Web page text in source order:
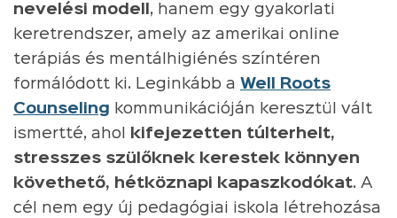
nevelési modell , hanem egy gyakorlati
keretrendszer, amely az amerikai online
terápiás és mentálhigiénés színtéren
formálódott ki. Leginkább a Well Roots
Counseling kommunikációján keresztül vált
ismertté, ahol
kifejezetten túlterhelt,
stresszes szülőknek kerestek könnyen
követhető, hétköznapi kapaszkodókat. A
cél nem egy új pedagógiai iskola létrehozása